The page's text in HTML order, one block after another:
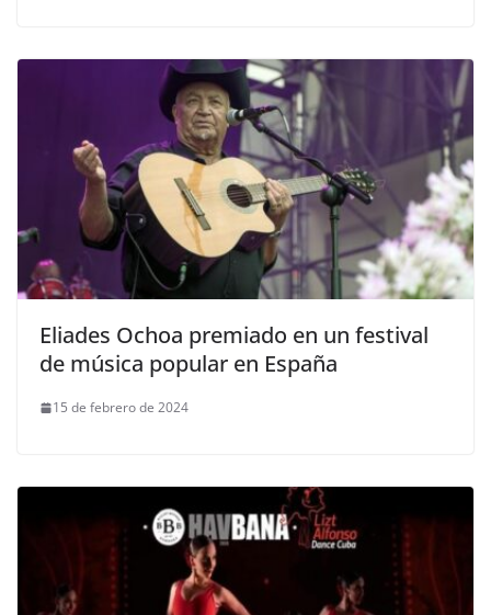
Eliades Ochoa premiado en un festival
de música popular en España
15 de febrero de 2024